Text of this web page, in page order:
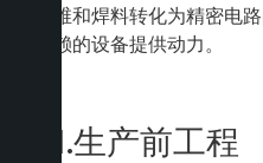
维和焊料转化为精密电
赖的设备提供动力。
1.生产前工程